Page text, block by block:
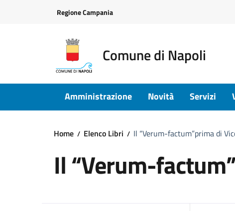
Regione Campania
Comune di Napoli
Amministrazione Novità Servizi
Home Elenco Libri Il “Verum-factum”prima di
Il “Verum-